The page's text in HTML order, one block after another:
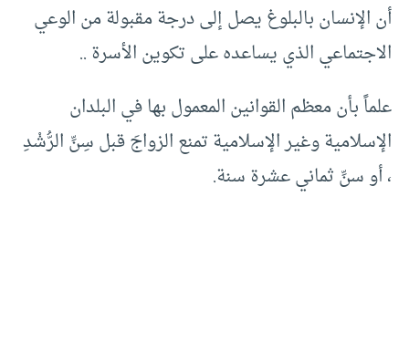
أن الإنسان بالبلوغ يصل إلى درجة مقبولة من الوعي
الاجتماعي الذي يساعده على تكوين الأسرة ..
علماً بأن معظم القوانين المعمول بها في البلدان
الإسلامية وغير الإسلامية تمنع الزواجَ قبل سِنِّ الرُّشْدِ
، أو سنِّ ثماني عشرة سنة.